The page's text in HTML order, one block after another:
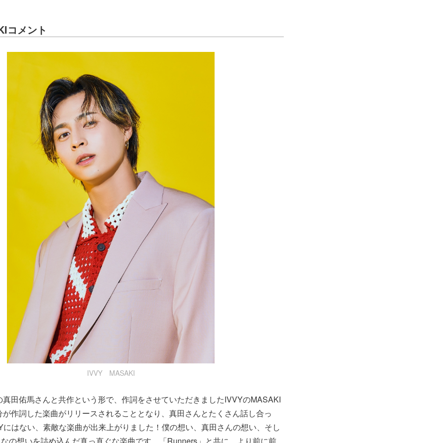
コメント
IVVY MASAKI
田佑馬さんと共作という形で、作詞をさせていただきましたIVVYのMASAKI
作詞した楽曲がリリースされることとなり、真田さんとたくさん話し合っ
にはない、素敵な楽曲が出来上がりました！僕の想い、真田さんの想い、そし